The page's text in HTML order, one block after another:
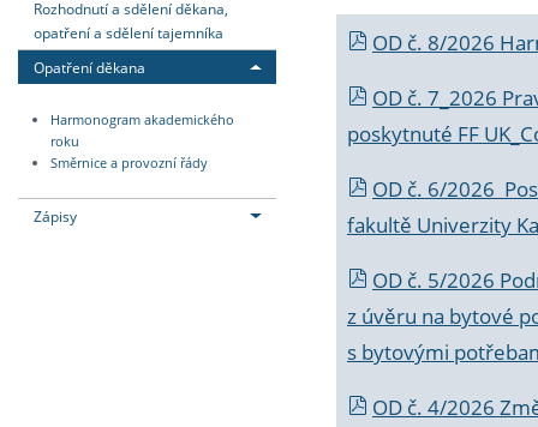
Rozhodnutí a sdělení děkana,
opatření a sdělení tajemníka
Opatření děkana
Harmonogram akademického
roku
Směrnice a provozní řády
Zápisy
OD č. 8/2026
OD č. 7_2026
poskytnuté FF
OD č. 6/2026
fakultě Univerzity
OD č. 5/2026
z úvěru na bytové
s bytovými
OD č. 4/2026